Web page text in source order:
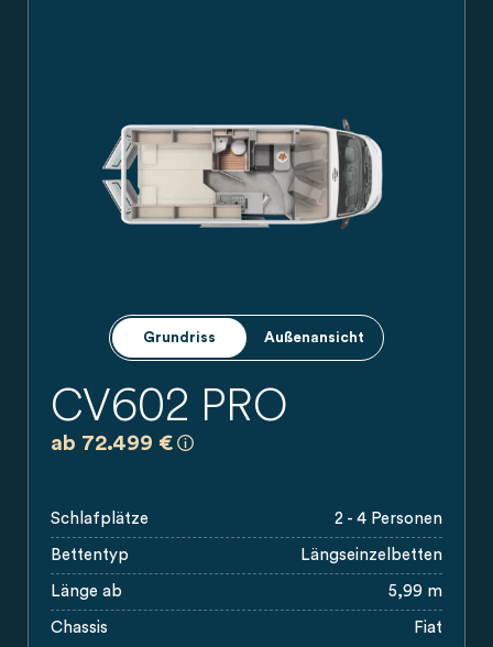
Grundriss Außenansicht
CV602 PRO
ab 72.499 €
Schlafplätze 2 - 4 Personen
Bettentyp Längseinzelbetten
Länge ab 5,99 m
Chassis Fiat